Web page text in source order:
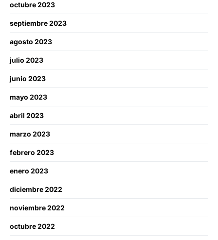
octubre 2023
septiembre 2023
agosto 2023
julio 2023
junio 2023
mayo 2023
abril 2023
marzo 2023
febrero 2023
enero 2023
diciembre 2022
noviembre 2022
octubre 2022